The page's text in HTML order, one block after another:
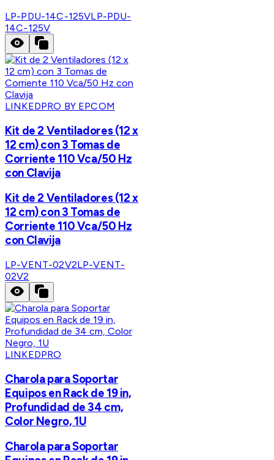
LP-PDU-14C-125VLP-PDU-
14C-125V
LINKEDPRO BY EPCOM
Kit de 2 Ventiladores (12 x
12 cm) con 3 Tomas de
Corriente 110 Vca/50 Hz
con Clavija
Kit de 2 Ventiladores (12 x
12 cm) con 3 Tomas de
Corriente 110 Vca/50 Hz
con Clavija
LP-VENT-02V2LP-VENT-
02V2
LINKEDPRO
Charola para Soportar
Equipos en Rack de 19 in,
Profundidad de 34 cm,
Color Negro, 1U
Charola para Soportar